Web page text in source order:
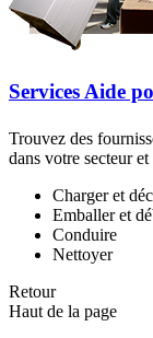
Services Aide
Trouvez des
dans votre secteur
Charger et
Emballer et
Conduire
Nettoyer
Retour
Haut de la page